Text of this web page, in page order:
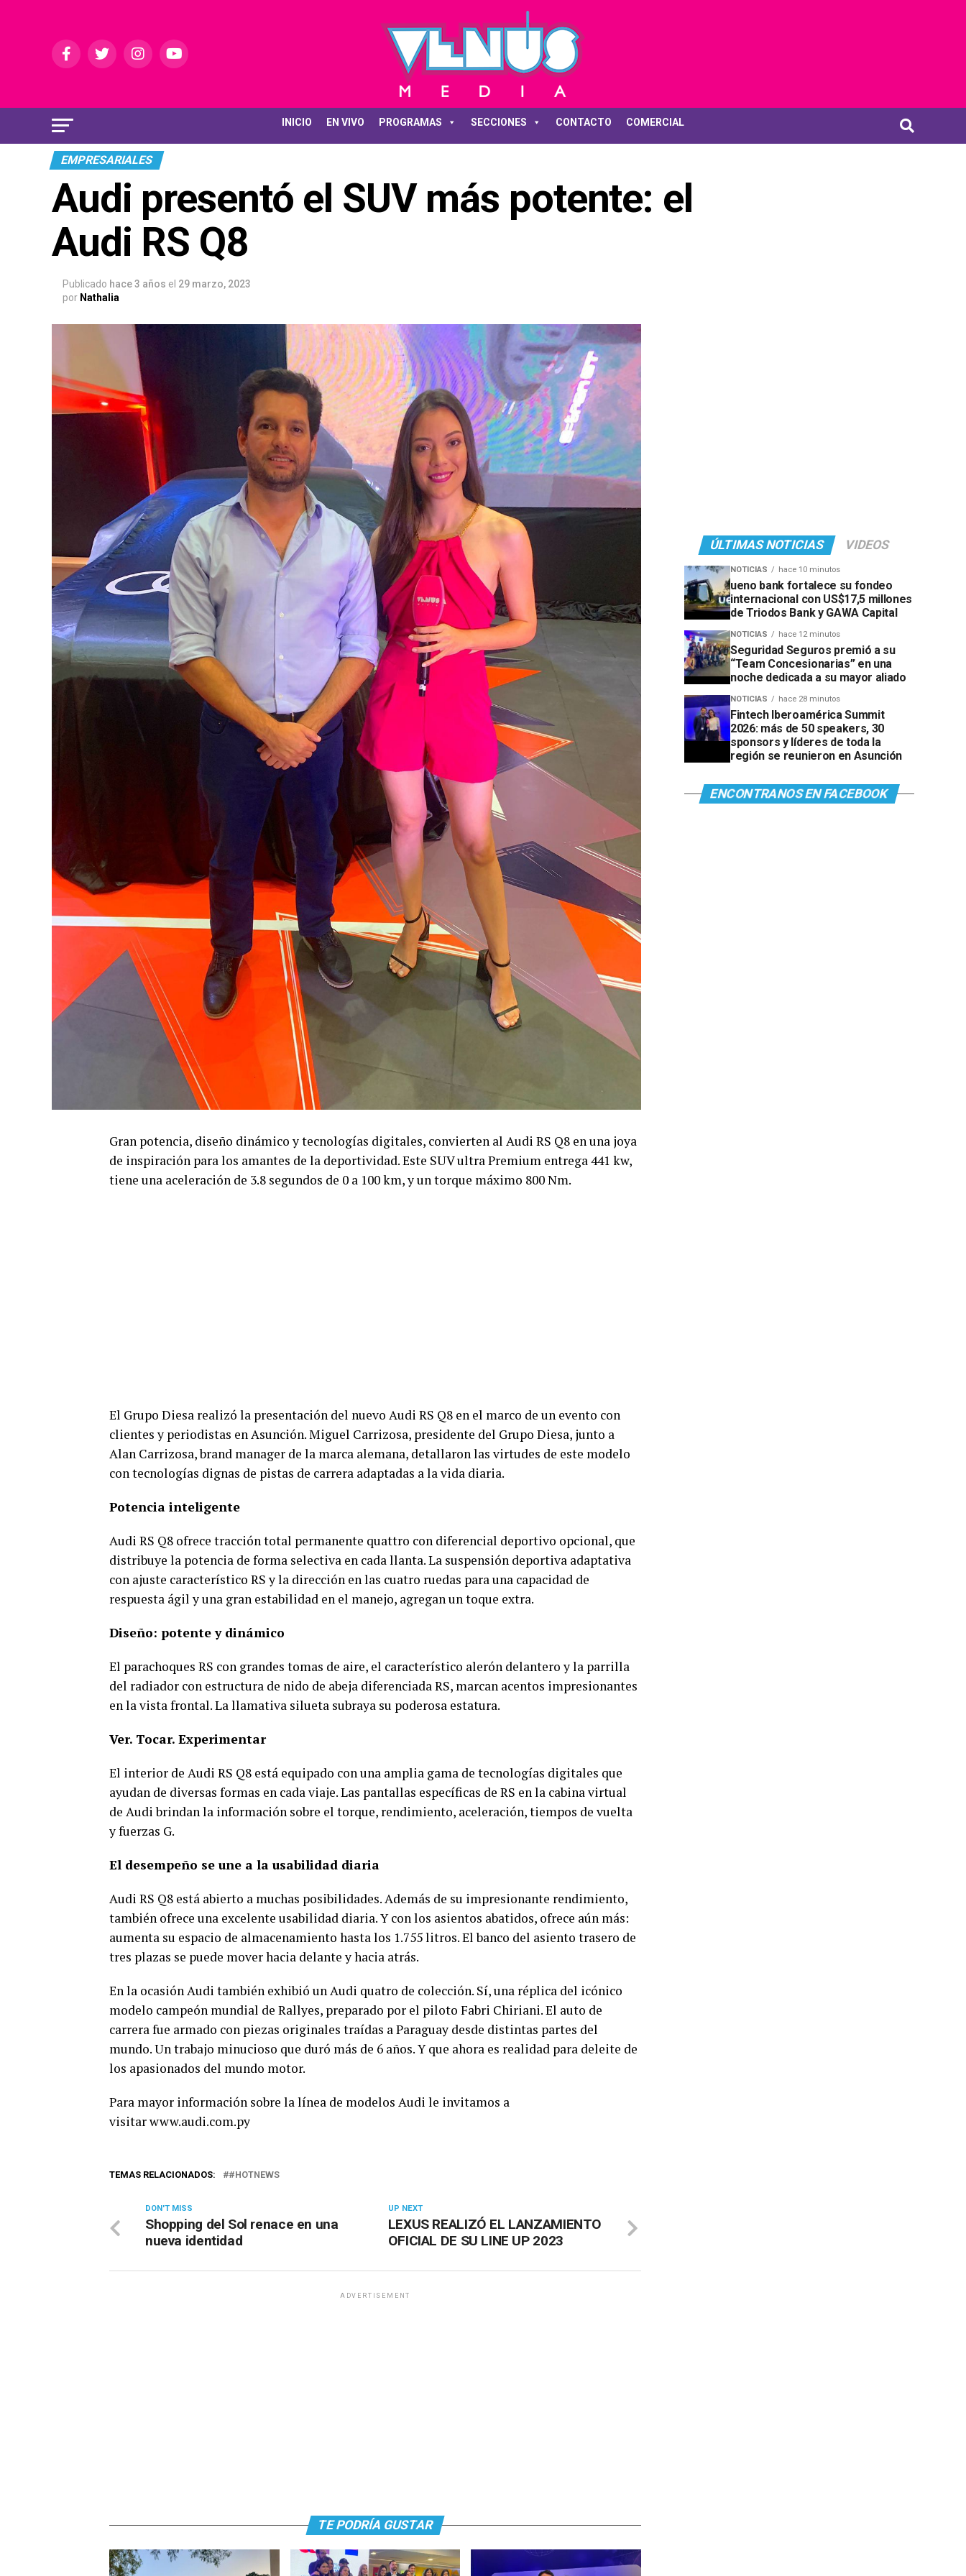
INICIO EN VIVO PROGRAMAS SECCIONES CONTACTO COMERCIAL
EMPRESARIALES
Audi presentó el SUV más potente: el
Audi RS Q8
Publicado hace 3 años el 29 marzo, 2023
por Nathalia
Gran potencia, diseño dinámico y tecnologías digitales, convierten al Audi RS Q8 en una joya
de inspiración para los amantes de la deportividad. Este SUV ultra Premium entrega 441 kw,
tiene una aceleración de 3.8 segundos de 0 a 100 km, y un torque máximo 800 Nm.
El Grupo Diesa realizó la presentación del nuevo Audi RS Q8 en el marco de un evento con
clientes y periodistas en Asunción. Miguel Carrizosa, presidente del Grupo Diesa, junto a
Alan Carrizosa, brand manager de la marca alemana, detallaron las virtudes de este modelo
con tecnologías dignas de pistas de carrera adaptadas a la vida diaria.
Potencia inteligente
Audi RS Q8 ofrece tracción total permanente quattro con diferencial deportivo opcional, que
distribuye la potencia de forma selectiva en cada llanta. La suspensión deportiva adaptativa
con ajuste característico RS y la dirección en las cuatro ruedas para una capacidad de
respuesta ágil y una gran estabilidad en el manejo, agregan un toque extra.
Diseño: potente y dinámico
El parachoques RS con grandes tomas de aire, el característico alerón delantero y la parrilla
del radiador con estructura de nido de abeja diferenciada RS, marcan acentos impresionantes
en la vista frontal. La llamativa silueta subraya su poderosa estatura.
Ver. Tocar. Experimentar
El interior de Audi RS Q8 está equipado con una amplia gama de tecnologías digitales que
ayudan de diversas formas en cada viaje. Las pantallas específicas de RS en la cabina virtual
de Audi brindan la información sobre el torque, rendimiento, aceleración, tiempos de vuelta
y fuerzas G.
El desempeño se une a la usabilidad diaria
Audi RS Q8 está abierto a muchas posibilidades. Además de su impresionante rendimiento,
también ofrece una excelente usabilidad diaria. Y con los asientos abatidos, ofrece aún más:
aumenta su espacio de almacenamiento hasta los 1.755 litros. El banco del asiento trasero de
tres plazas se puede mover hacia delante y hacia atrás.
En la ocasión Audi también exhibió un Audi quatro de colección. Sí, una réplica del icónico
modelo campeón mundial de Rallyes, preparado por el piloto Fabri Chiriani. El auto de
carrera fue armado con piezas originales traídas a Paraguay desde distintas partes del
mundo. Un trabajo minucioso que duró más de 6 años. Y que ahora es realidad para deleite de
los apasionados del mundo motor.
Para mayor información sobre la línea de modelos Audi le invitamos a
visitar www.audi.com.py
TEMAS RELACIONADOS: #HOTNEWS
UP NEXT
LEXUS REALIZÓ EL LANZAMIENTO
OFICIAL DE SU LINE UP 2023
DON'T MISS
Shopping del Sol renace en una
nueva identidad
ADVERTISEMENT
TE PODRÍA GUSTAR
ÚLTIMAS NOTICIAS VIDEOS
NOTICIAS hace 10 minutos
ueno bank fortalece su fondeo
internacional con US$17,5 millones
de Triodos Bank y GAWA Capital
NOTICIAS hace 12 minutos
Seguridad Seguros premió a su
“Team Concesionarias” en una
noche dedicada a su mayor aliado
NOTICIAS hace 28 minutos
Fintech Iberoamérica Summit
2026: más de 50 speakers, 30
sponsors y líderes de toda la
región se reunieron en Asunción
ENCONTRANOS EN FACEBOOK